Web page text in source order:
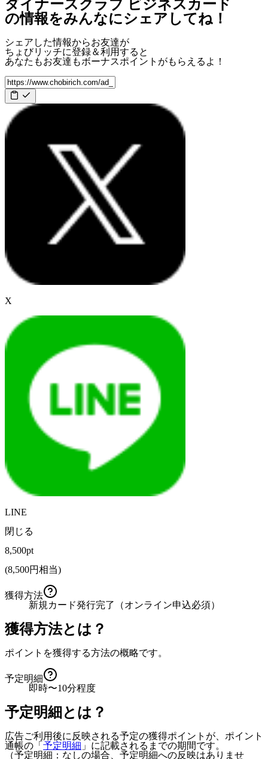
ダイナースクラブ ビジネスカード
の情報をみんなにシェアしてね！
シェアした情報からお友達が
ちょびリッチに登録＆利用すると
あなたもお友達もボーナスポイント がもらえるよ！
X
LINE
閉じる
8,500pt
(8,500円相当)
獲得方法
新規カード発行完了（オンライン申込必須）
獲得方法とは？
ポイントを獲得する方法の概略です。
予定明細
即時〜10分程度
予定明細とは？
広告ご利用後に反映される予定の獲得ポイントが、ポイント
通帳の「 予定明細 」に記載されるまでの期間です。
（予定明細：なしの場合、予定明細への反映はありませ